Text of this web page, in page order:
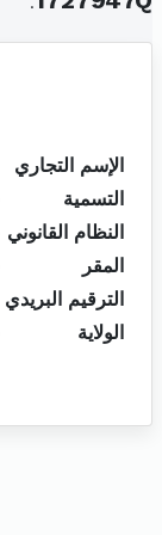
الإسم التجاري
التسمية
النظام القانوني
المقر
الترقيم البريدي
الولاية